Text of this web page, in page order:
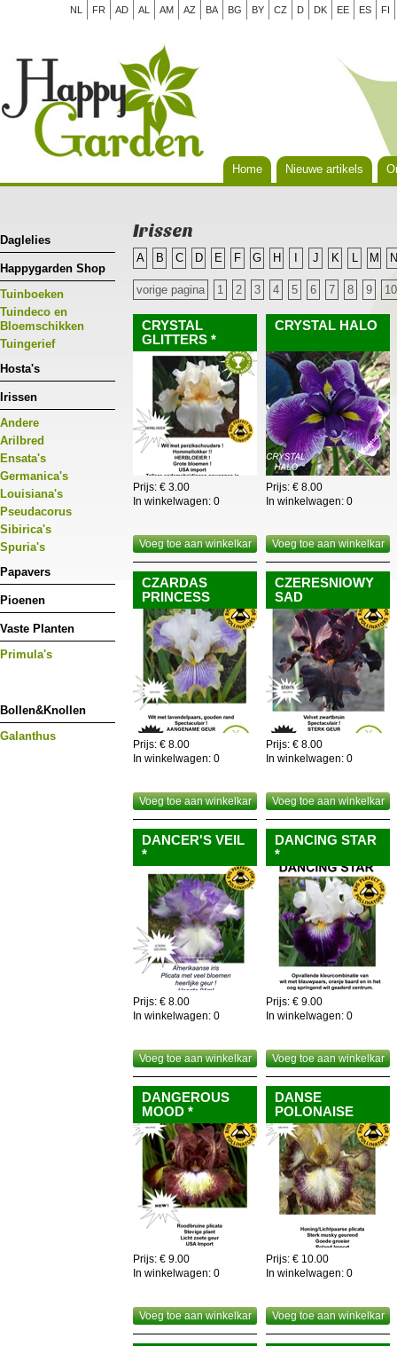
NL FR AD AL AM AZ BA BG BY CZ D DK EE ES FI
Home Nieuwe artikels
Daglelies
Happygarden Shop
Tuinboeken
Tuindeco en
Bloemschikken
Tuingerief
Hosta's
Irissen
Andere
Arilbred
Ensata's
Germanica's
Louisiana's
Pseudacorus
Sibirica's
Spuria's
Papavers
Pioenen
Vaste Planten
Primula's
Bollen&Knollen
Galanthus
Irissen
A B C D E F G H J K L M N
vorige pagina 1 2 3 4 5 6 7 8 9 10
CRYSTAL
GLITTERS *
Prijs: € 3.00
In winkelwagen: 0
Voeg toe aan winkelkar
CRYSTAL HALO
Prijs: € 8.00
In winkelwagen: 0
Voeg toe aan winkelkar
CZARDAS
PRINCESS
Prijs: € 8.00
In winkelwagen: 0
Voeg toe aan winkelkar
CZERESNIOWY
SAD
Prijs: € 8.00
In winkelwagen: 0
Voeg toe aan winkelkar
DANCER'S VEIL
*
Prijs: € 8.00
In winkelwagen: 0
Voeg toe aan winkelkar
DANCING STAR
*
Prijs: € 9.00
In winkelwagen: 0
Voeg toe aan winkelkar
DANGEROUS
MOOD *
Prijs: € 9.00
In winkelwagen: 0
Voeg toe aan winkelkar
DANSE
POLONAISE
Prijs: € 10.00
In winkelwagen: 0
Voeg toe aan winkelkar